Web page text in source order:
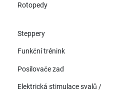
Rotopedy
Steppery
Funkční trénink
Posilovače zad
Elektrická stimulace svalů /